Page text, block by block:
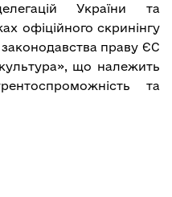
України та
офіційного скринінгу
законодавства праву ЄС
що належить
та